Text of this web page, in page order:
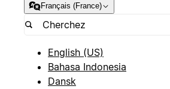
Français (France)
English (US)
Bahasa Indonesia
Dansk